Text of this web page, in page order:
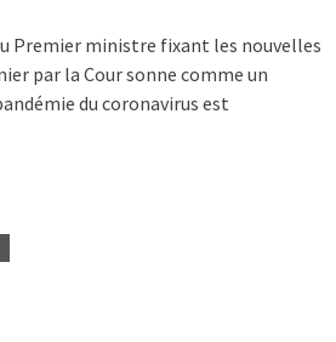
Premier ministre fixant les nouvelles
par la Cour sonne comme un
du coronavirus est